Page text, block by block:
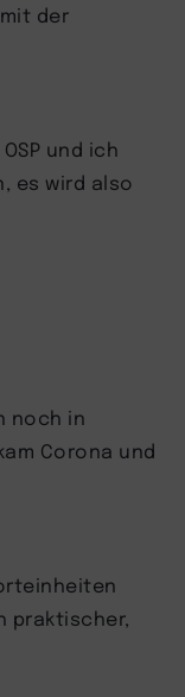
der
und ich
es wird also
noch in
Corona und
praktischer,